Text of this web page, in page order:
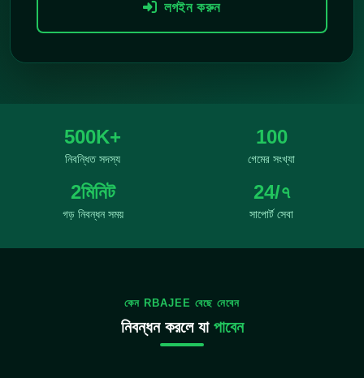
লগইন করুন
500K+
নিবন্ধিত সদস্য
100
গেমের সংখ্যা
2মিনিট
গড় নিবন্ধন সময়
24/৭
সাপোর্ট সেবা
কেন RBAJEE বেছে নেবেন
নিবন্ধন করলে যা পাবেন